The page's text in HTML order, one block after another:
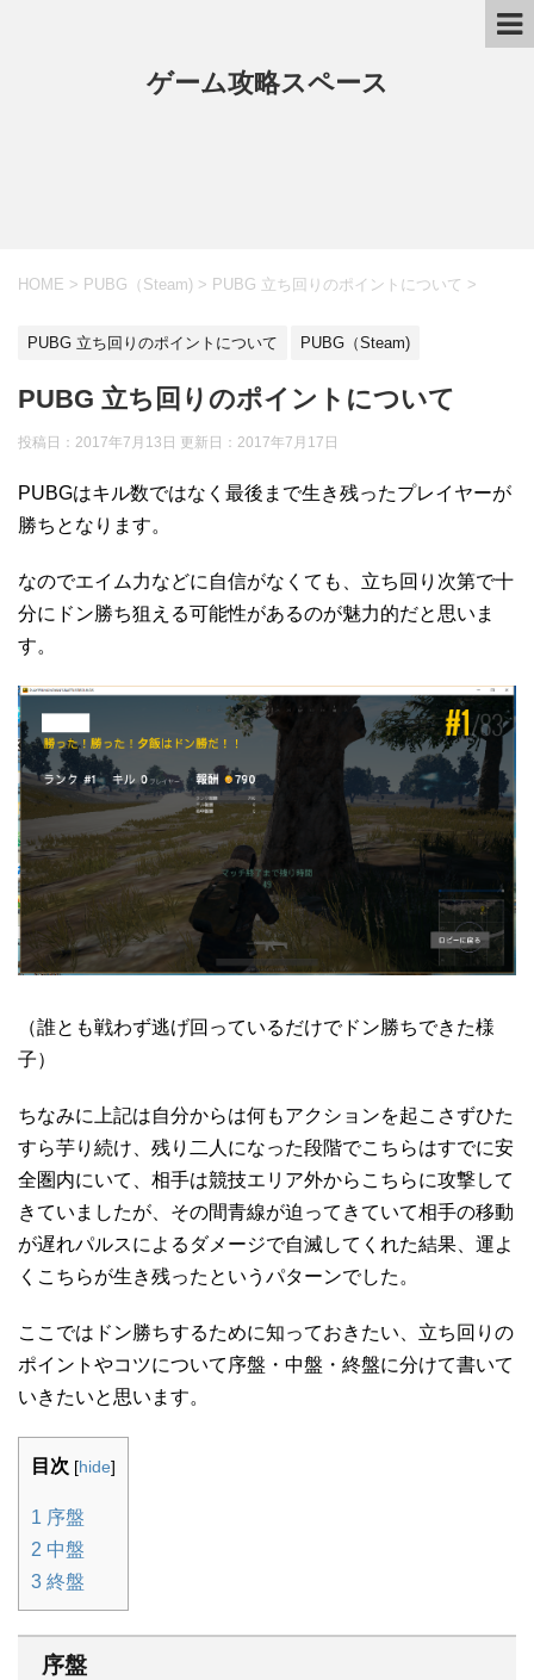
ゲーム攻略スペース
HOME > PUBG（Steam) > PUBG 立ち回りのポイントについて >
PUBG 立ち回りのポイントについて PUBG（Steam)
PUBG 立ち回りのポイントについて
投稿日：2017年7月13日 更新日： 2017年7月17日
PUBGはキル数ではなく最後まで生き残ったプレイヤーが
勝ちとなります。
なのでエイム力などに自信がなくても、立ち回り次第で十
分にドン勝ち狙える可能性があるのが魅力的だと思いま
す。
（誰とも戦わず逃げ回っているだけでドン勝ちできた様
子）
ちなみに上記は自分からは何もアクションを起こさずひた
すら芋り続け、残り二人になった段階でこちらはすでに安
全圏内にいて、相手は競技エリア外からこちらに攻撃して
きていましたが、その間青線が迫ってきていて相手の移動
が遅れパルスによるダメージで自滅してくれた結果、運よ
くこちらが生き残ったというパターンでした。
ここではドン勝ちするために知っておきたい、立ち回りの
ポイントやコツについて序盤・中盤・終盤に分けて書いて
いきたいと思います。
目次 [hide]
1 序盤
2 中盤
3 終盤
序盤